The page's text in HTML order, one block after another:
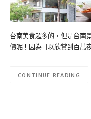
台南美食超多的，但是台南
價呢！因為可以欣賞到百萬
CONTINUE READING